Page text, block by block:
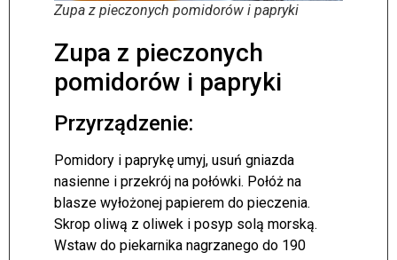
Zupa z pieczonych pomidorów i papryki
Zupa z pieczonych
pomidorów i papryki
Przyrządzenie:
Pomidory i paprykę umyj, usuń gniazda
nasienne i przekrój na połówki. Połóż na
blasze wyłożonej papierem do pieczenia.
Skrop oliwą z oliwek i posyp solą morską.
Wstaw do piekarnika nagrzanego do 190